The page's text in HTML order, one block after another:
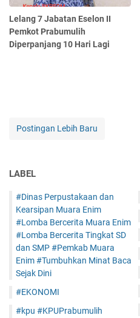
Lelang 7 Jabatan Eselon II
Pemkot Prabumulih
Diperpanjang 10 Hari Lagi
Postingan Lebih Baru
LABEL
#Dinas Perpustakaan dan
Kearsipan Muara Enim
#Lomba Bercerita Muara Enim
#Lomba Bercerita Tingkat SD
dan SMP #Pemkab Muara
Enim #Tumbuhkan Minat Baca
Sejak Dini
#EKONOMI
#kpu #KPUPrabumulih